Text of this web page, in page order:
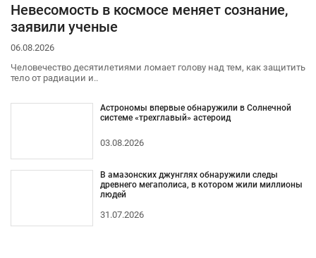
Невесомость в космосе меняет сознание,
заявили ученые
06.08.2026
Человечество десятилетиями ломает голову над тем, как защитить
тело от радиации и..
Астрономы впервые обнаружили в Солнечной
системе «трехглавый» астероид
03.08.2026
В амазонских джунглях обнаружили следы
древнего мегаполиса, в котором жили миллионы
людей
31.07.2026